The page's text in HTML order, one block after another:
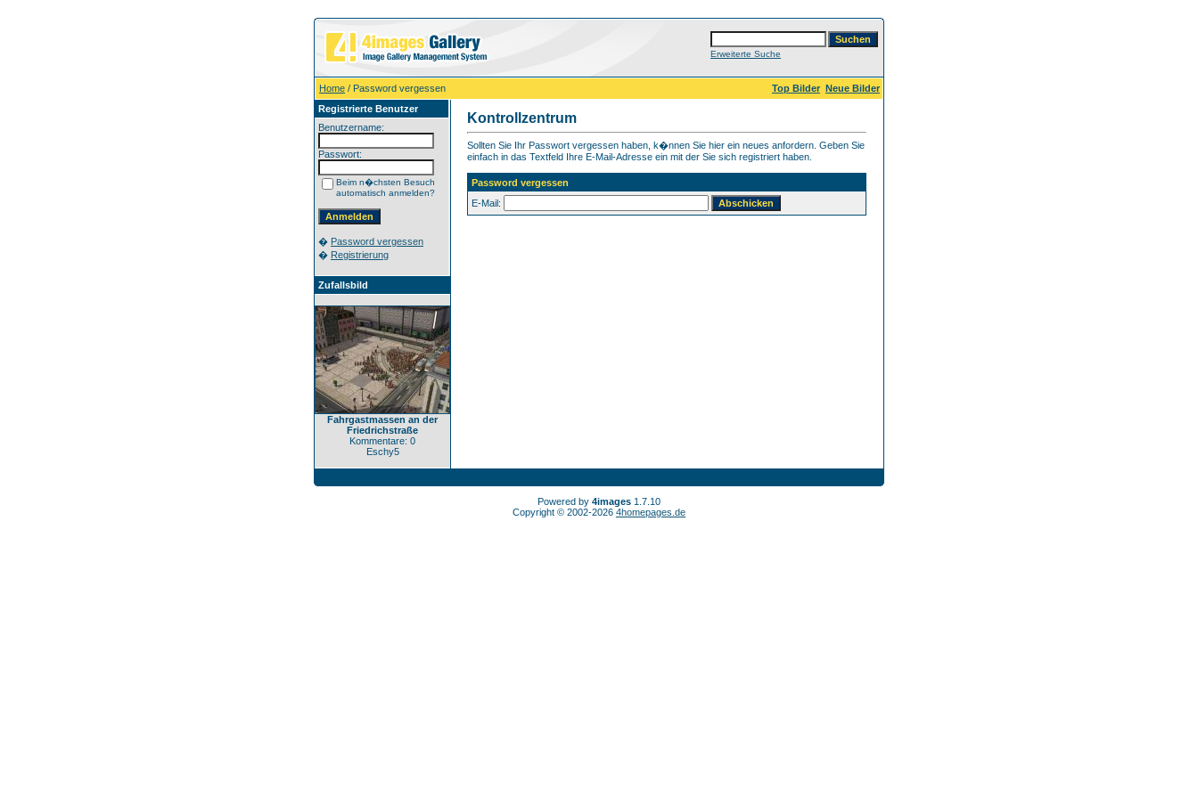
Erweiterte Suche
Home / Password vergessen Top Bilder Neue Bilder
Registrierte Benutzer
Benutzername:
Passwort:
Beim n�chsten Besuch
automatisch anmelden?
� Password vergessen
� Registrierung
Zufallsbild
Fahrgastmassen an der
Friedrichstraße
Kommentare: 0
Eschy5
Kontrollzentrum
Sollten Sie Ihr Passwort vergessen haben, k�nnen Sie hier ein neues anfordern. Geben Sie
einfach in das Textfeld Ihre E-Mail-Adresse ein mit der Sie sich registriert haben.
Password vergessen
E-Mail:
Powered by 4images 1.7.10
Copyright © 2002-2026 4homepages.de